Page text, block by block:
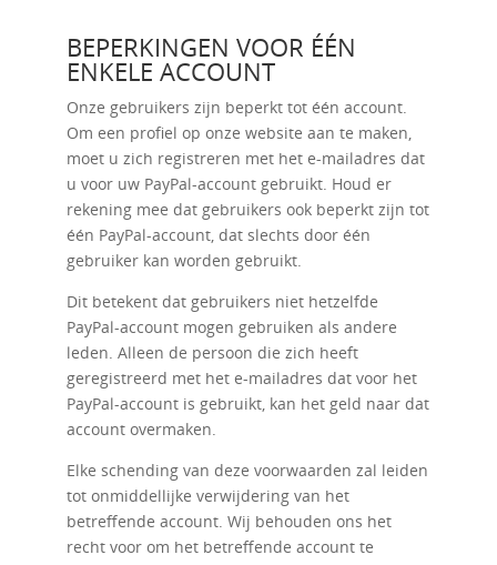
BEPERKINGEN VOOR ÉÉN
ENKELE ACCOUNT
Onze gebruikers zijn beperkt tot één account.
Om een ​​profiel op onze website aan te maken,
moet u zich registreren met het e-mailadres dat
u voor uw PayPal-account gebruikt. Houd er
rekening mee dat gebruikers ook beperkt zijn tot
één PayPal-account, dat slechts door één
gebruiker kan worden gebruikt.
Dit betekent dat gebruikers niet hetzelfde
PayPal-account mogen gebruiken als andere
leden. Alleen de persoon die zich heeft
geregistreerd met het e-mailadres dat voor het
PayPal-account is gebruikt, kan het geld naar dat
account overmaken.
Elke schending van deze voorwaarden zal leiden
tot onmiddellijke verwijdering van het
betreffende account. Wij behouden ons het
recht voor om het betreffende account te